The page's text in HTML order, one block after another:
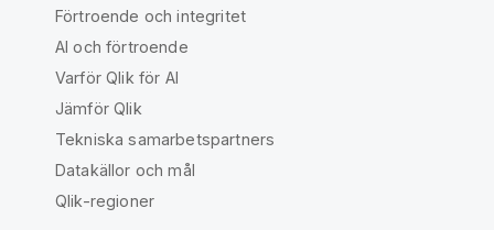
Förtroende och integritet
AI och förtroende
Varför Qlik för AI
Jämför Qlik
Tekniska samarbetspartners
Datakällor och mål
Qlik-regioner